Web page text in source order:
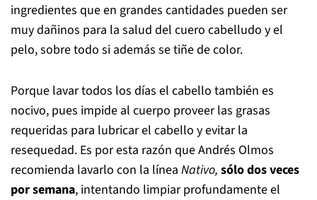
ingredientes que en grandes cantidades pueden ser
muy dañinos para la salud del cuero cabelludo y el
pelo, sobre todo si además se tiñe de color.
Porque lavar todos los días el cabello también es
nocivo, pues impide al cuerpo proveer las grasas
requeridas para lubricar el cabello y evitar la
resequedad. Es por esta razón que Andrés Olmos
recomienda lavarlo con la línea Nativo, sólo dos veces
por semana, intentando limpiar profundamente el